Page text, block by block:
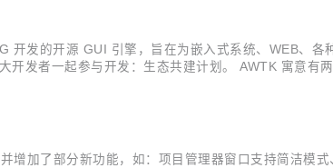
发的开源 GUI 引擎，旨在为嵌入式系统、WEB、各
发者一起参与开发：生态共建计划。 AWTK 寓意有
加了部分新功能，如：项目管理器窗口支持简洁模